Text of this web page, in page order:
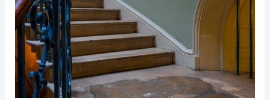
unifamiliar?
¡En
Lift
Confort!